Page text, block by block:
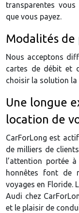
transparentes
que vous payez.
Modalités
Nous acceptons
cartes de débit et
choisir la solution la
Une longue
location de
CarForLong est
de milliers de
l’attention portée
honnêtes font de
voyages en Floride.
Audi chez
et le plaisir de